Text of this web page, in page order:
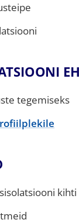
tegemiseks
kihti